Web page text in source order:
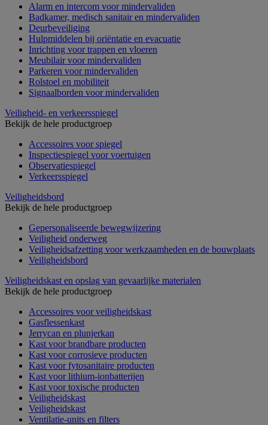
Alarm en intercom voor mindervaliden
Badkamer, medisch sanitair en mindervaliden
Deurbeveiliging
Hulpmiddelen bij oriëntatie en evacuatie
Inrichting voor trappen en vloeren
Meubilair voor mindervaliden
Parkeren voor mindervaliden
Rolstoel en mobiliteit
Signaalborden voor mindervaliden
Veiligheid- en verkeersspiegel
Bekijk de hele productgroep
Accessoires voor spiegel
Inspectiespiegel voor voertuigen
Observatiespiegel
Verkeersspiegel
Veiligheidsbord
Bekijk de hele productgroep
Gepersonaliseerde bewegwijzering
Veiligheid onderweg
Veiligheidsafzetting voor werkzaamheden en de bouwplaats
Veiligheidsbord
Veiligheidskast en opslag van gevaarlijke materialen
Bekijk de hele productgroep
Accessoires voor veiligheidskast
Gasflessenkast
Jerrycan en plunjerkan
Kast voor brandbare producten
Kast voor corrosieve producten
Kast voor fytosanitaire producten
Kast voor lithium-ionbatterijen
Kast voor toxische producten
Veiligheidskast
Veiligheidskast
Ventilatie-units en filters